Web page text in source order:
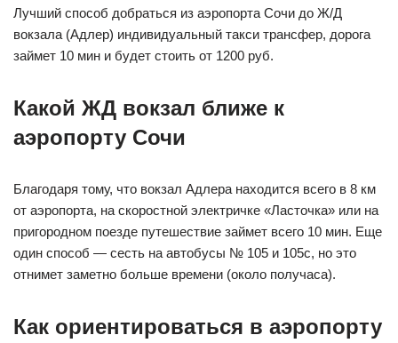
Лучший способ добраться из аэропорта Сочи до Ж/Д
вокзала (Адлер) индивидуальный такси трансфер, дорога
займет 10 мин и будет стоить от 1200 руб.
Какой ЖД вокзал ближе к
аэропорту Сочи
Благодаря тому, что вокзал Адлера находится всего в 8 км
от аэропорта, на скоростной электричке «Ласточка» или на
пригородном поезде путешествие займет всего 10 мин. Еще
один способ — сесть на автобусы № 105 и 105с, но это
отнимет заметно больше времени (около получаса).
Как ориентироваться в аэропорту